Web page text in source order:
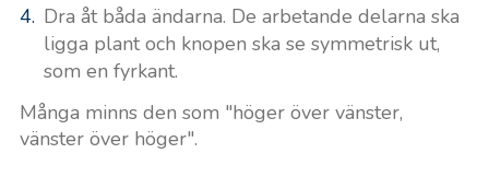
Dra åt båda ändarna. De arbetande delarna ska
ligga plant och knopen ska se symmetrisk ut,
som en fyrkant.
Många minns den som "höger över vänster,
vänster över höger".